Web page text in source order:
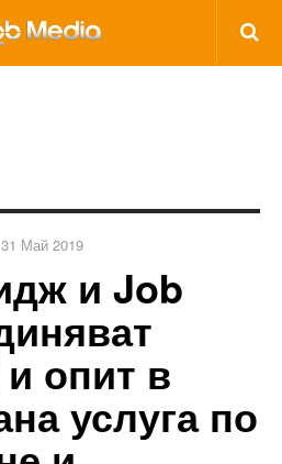
31 Май 2019
и Job
опит в
услуга по